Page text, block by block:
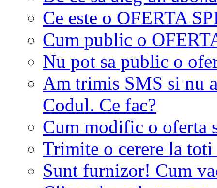
Ce este o OFERTA
Cum public o
Nu pot sa public o
Am trimis SMS si nu
Codul. Ce fac?
Cum modific o oferta
Trimite o cerere la
Sunt furnizor! Cum